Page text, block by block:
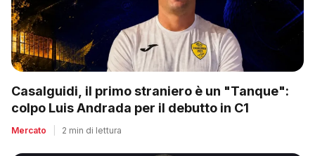
Casalguidi, il primo straniero è un "Tanque":
colpo Luis Andrada per il debutto in C1
Mercato 2 min di lettura